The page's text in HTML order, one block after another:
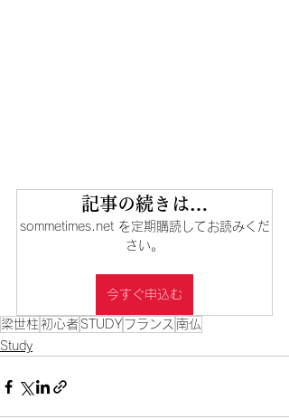
記事の続きは…
sommetimes.net を定期購読してお読みくだ
さい。
今すぐ申込む
梁世柱 初心者 STUDY フランス 南仏
Study